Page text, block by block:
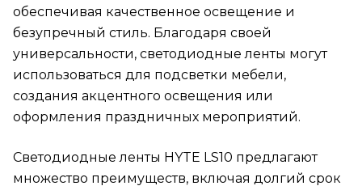
обеспечивая качественное освещение и
безупречный стиль. Благодаря своей
универсальности, светодиодные ленты могут
использоваться для подсветки мебели,
создания акцентного освещения или
оформления праздничных мероприятий.
Светодиодные ленты HYTE LS10 предлагают
множество преимуществ, включая долгий срок